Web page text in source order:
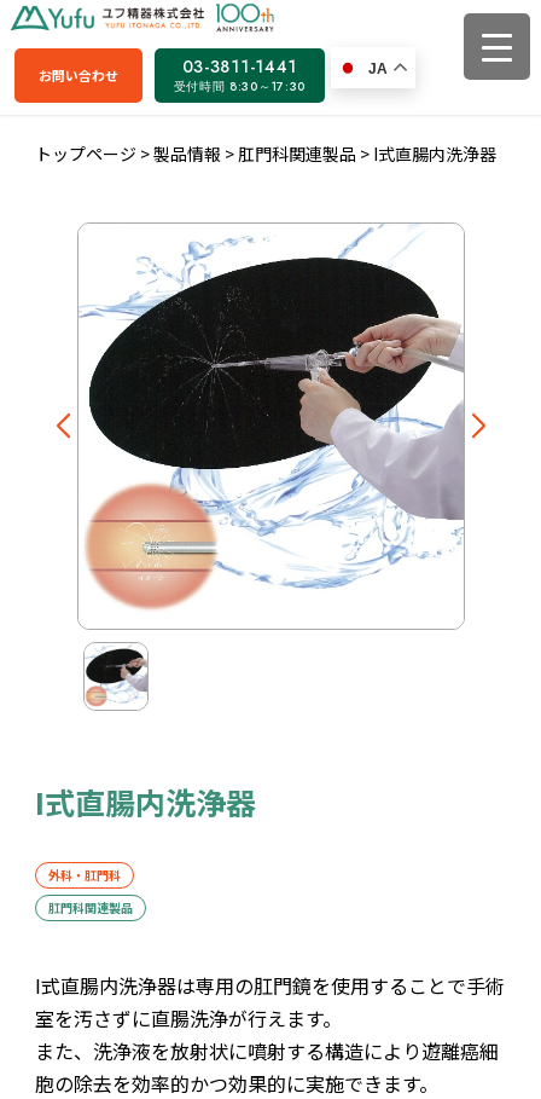
お問い合わせ 03-3811-1441
受付時間 8:30～17:30
JA
トップページ >製品情報 > 肛門科関連製品 > I式直腸内洗浄器
I式直腸内洗浄器
外科・肛門科
肛門科関連製品
I式直腸内洗浄器は専用の肛門鏡を使用することで手術
室を汚さずに直腸洗浄が行えます。
また、洗浄液を放射状に噴射する構造により遊離癌細
胞の除去を効率的かつ効果的に実施できます。